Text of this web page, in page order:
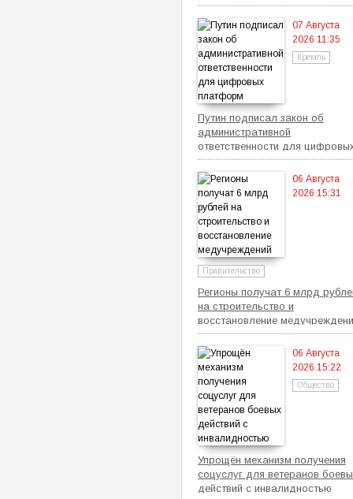
07 Августа
2026 11:35
Кремль
Путин подписал закон об
административной
ответственности для
платформ
06 Августа
2026 15:31
Правительство
Регионы получат 6 млрд
на строительство и
восстановление
06 Августа
2026 15:22
Общество
Упрощён механизм получения
соцуслуг для ветеранов
действий с инвалидностью